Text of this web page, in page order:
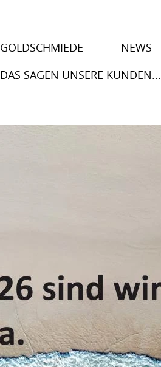
GOLDSCHMIEDE NEWS
DAS SAGEN UNSERE KUNDEN...